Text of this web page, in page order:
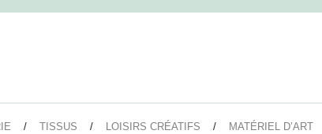
TISSUS LOISIRS CRÉATIFS MATÉRIEL D’ART